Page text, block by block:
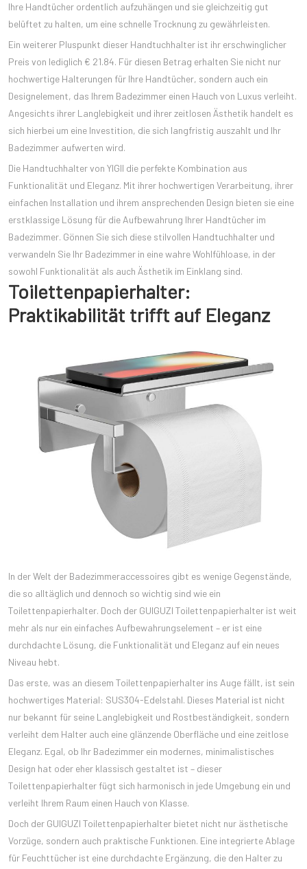
Ihre Handtücher ordentlich aufzuhängen und sie gleichzeitig gut
belüftet zu halten, um eine schnelle Trocknung zu gewährleisten.
Ein weiterer Pluspunkt dieser Handtuchhalter ist ihr erschwinglicher
Preis von lediglich € 21.84. Für diesen Betrag erhalten Sie nicht nur
hochwertige Halterungen für Ihre Handtücher, sondern auch ein
Designelement, das Ihrem Badezimmer einen Hauch von Luxus verleiht.
Angesichts ihrer Langlebigkeit und ihrer zeitlosen Ästhetik handelt es
sich hierbei um eine Investition, die sich langfristig auszahlt und Ihr
Badezimmer aufwerten wird.
Die Handtuchhalter von YIGII die perfekte Kombination aus
Funktionalität und Eleganz. Mit ihrer hochwertigen Verarbeitung, ihrer
einfachen Installation und ihrem ansprechenden Design bieten sie eine
erstklassige Lösung für die Aufbewahrung Ihrer Handtücher im
Badezimmer. Gönnen Sie sich diese stilvollen Handtuchhalter und
verwandeln Sie Ihr Badezimmer in eine wahre Wohlfühloase, in der
sowohl Funktionalität als auch Ästhetik im Einklang sind.
Toilettenpapierhalter:
Praktikabilität trifft auf Eleganz
In der Welt der Badezimmeraccessoires gibt es wenige Gegenstände,
die so alltäglich und dennoch so wichtig sind wie ein
Toilettenpapierhalter. Doch der GUIGUZI Toilettenpapierhalter ist weit
mehr als nur ein einfaches Aufbewahrungselement – er ist eine
durchdachte Lösung, die Funktionalität und Eleganz auf ein neues
Niveau hebt.
Das erste, was an diesem Toilettenpapierhalter ins Auge fällt, ist sein
hochwertiges Material: SUS304-Edelstahl. Dieses Material ist nicht
nur bekannt für seine Langlebigkeit und Rostbeständigkeit, sondern
verleiht dem Halter auch eine glänzende Oberfläche und eine zeitlose
Eleganz. Egal, ob Ihr Badezimmer ein modernes, minimalistisches
Design hat oder eher klassisch gestaltet ist – dieser
Toilettenpapierhalter fügt sich harmonisch in jede Umgebung ein und
verleiht Ihrem Raum einen Hauch von Klasse.
Doch der GUIGUZI Toilettenpapierhalter bietet nicht nur ästhetische
Vorzüge, sondern auch praktische Funktionen. Eine integrierte Ablage
für Feuchttücher ist eine durchdachte Ergänzung, die den Halter zu